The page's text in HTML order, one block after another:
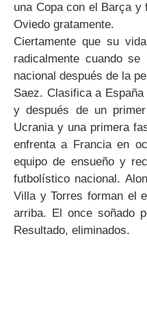
una Copa con el Barça
Oviedo gratamente.
Ciertamente que su
radicalmente cuando
nacional después de la
Saez. Clasifica a
y después de un
Ucrania y una primera
enfrenta a Francia en
equipo de ensueño y
futbolístico nacional.
Villa y Torres forman el
arriba. El once soñado
Resultado, eliminados.